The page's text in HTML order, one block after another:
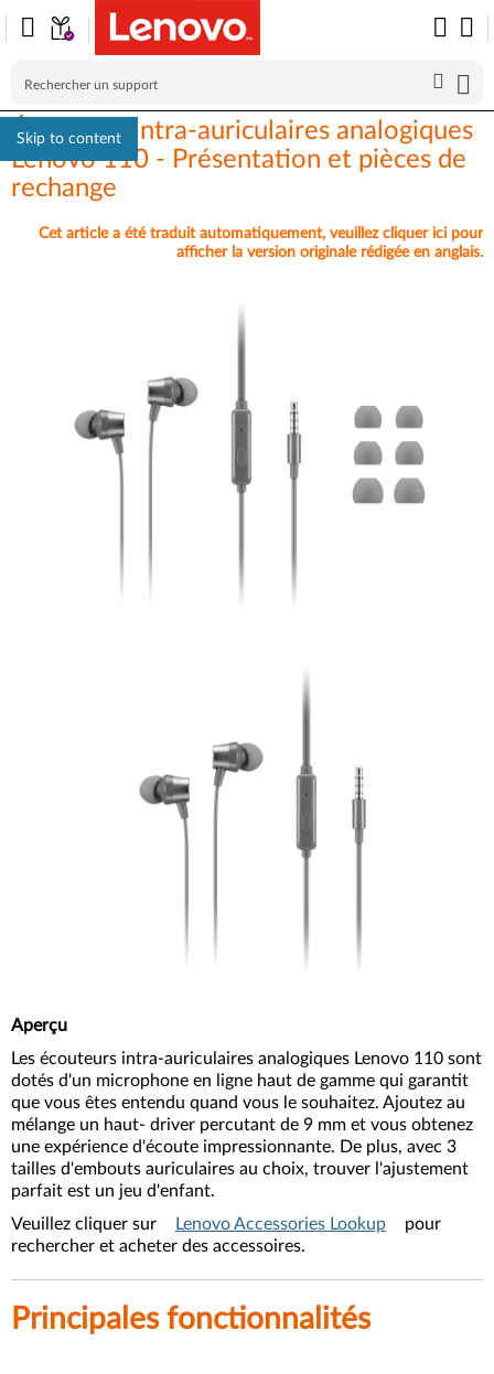
Skip to content
Écouteurs intra-auriculaires analogiques
Lenovo 110 - Présentation et pièces de
rechange
Cet article a été traduit automatiquement, veuillez cliquer ici pour
afficher la version originale rédigée en anglais.
Aperçu
Les écouteurs intra-auriculaires analogiques Lenovo 110 sont
dotés d'un microphone en ligne haut de gamme qui garantit
que vous êtes entendu quand vous le souhaitez. Ajoutez au
mélange un haut- driver percutant de 9 mm et vous obtenez
une expérience d'écoute impressionnante. De plus, avec 3
tailles d'embouts auriculaires au choix, trouver l'ajustement
parfait est un jeu d'enfant.
Veuillez cliquer sur
Lenovo Accessories Lookup
pour
rechercher et acheter des accessoires.
Principales fonctionnalités